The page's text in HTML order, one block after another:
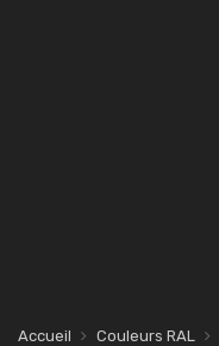
Accueil Couleurs RAL